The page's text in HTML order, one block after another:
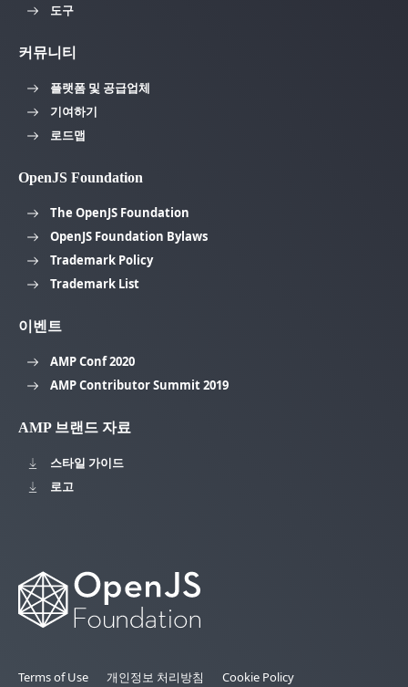
도구
커뮤니티
플랫폼 및 공급업체
기여하기
로드맵
OpenJS Foundation
The OpenJS Foundation
OpenJS Foundation Bylaws
Trademark Policy
Trademark List
이벤트
AMP Conf 2020
AMP Contributor Summit 2019
AMP 브랜드 자료
스타일 가이드
로고
Terms of Use 개인정보 처리방침 Cookie Policy